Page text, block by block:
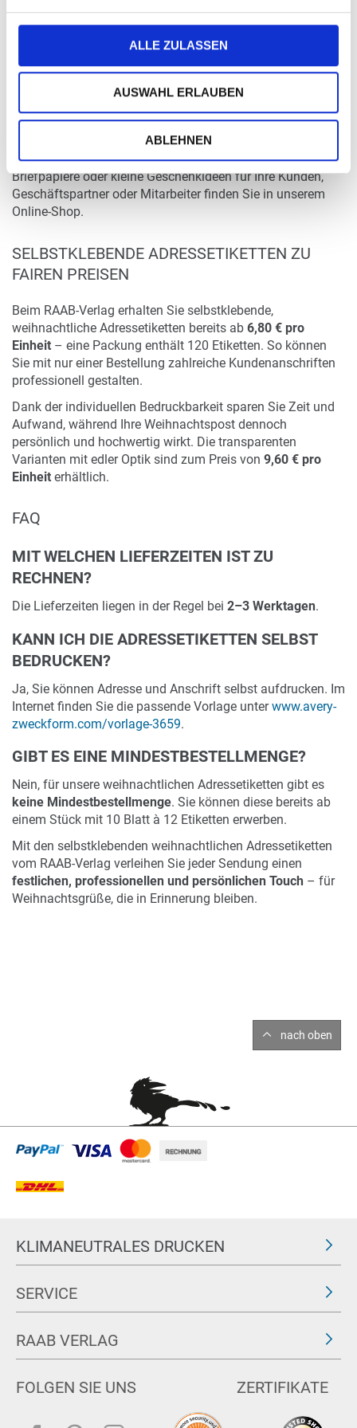
ALLE ZULASSEN
AUSWAHL ERLAUBEN
ABLEHNEN
Die Etiketten im Format97 × 42,3 mmsind permanent
haftend und halten zuverlässig auf Umschlägen oder
Paketen. Ein Blatt enthält12 Etiketten, eine Packung
umfasst10 Blatt– also insgesamt 120 Etiketten, ideal für
Ihre geschäftliche wie private Weihnachtspost.
Tipp:Passende Weihnachtskarten, Kuverts und
Briefpapiere oder kleine Geschenkideen für Ihre Kunden,
Geschäftspartner oder Mitarbeiter finden Sie in unserem
Online-Shop.
SELBSTKLEBENDE ADRESSETIKETTEN ZU
FAIREN PREISEN
Beim RAAB-Verlag erhalten Sie selbstklebende,
weihnachtliche Adressetiketten bereits ab 6,80 € pro
Einheit – eine Packung enthält 120 Etiketten. So können
Sie mit nur einer Bestellung zahlreiche Kundenanschriften
professionell gestalten.
Dank der individuellen Bedruckbarkeit sparen Sie Zeit und
Aufwand, während Ihre Weihnachtspost dennoch
persönlich und hochwertig wirkt. Die transparenten
Varianten mit edler Optik sind zum Preis von 9,60 € pro
Einheit erhältlich.
FAQ
MIT WELCHEN LIEFERZEITEN IST ZU
RECHNEN?
Die Lieferzeiten liegen in der Regel bei 2–3 Werktagen.
KANN ICH DIE ADRESSETIKETTEN SELBST
BEDRUCKEN?
Ja, Sie können Adresse und Anschrift selbst aufdrucken. Im
Internet finden Sie die passende Vorlage unterwww.avery-
zweckform.com/vorlage-3659.
GIBT ES EINE MINDESTBESTELLMENGE?
Nein, für unsere weihnachtlichen Adressetiketten gibt es
keine Mindestbestellmenge. Sie können diese bereits ab
einem Stück mit 10 Blatt à 12 Etiketten erwerben.
Mit den selbstklebenden weihnachtlichen Adressetiketten
vom RAAB-Verlag verleihen Sie jeder Sendung einen
festlichen, professionellen und persönlichen Touch – für
Weihnachtsgrüße, die in Erinnerung bleiben.
nach oben
KLIMANEUTRALES DRUCKEN
SERVICE
RAAB VERLAG
FOLGEN SIE UNS ZERTIFIKATE